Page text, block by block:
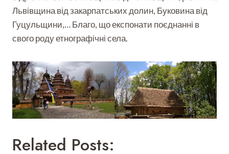
Львівщина від закарпатських долин, Буковина від
Гуцульщини,… Благо, що експонати поєднанні в
свого роду етнографічні села.
Related Posts: